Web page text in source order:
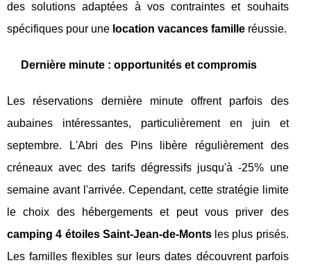
des solutions adaptées à vos contraintes et souhaits
spécifiques pour une location vacances famille réussie.
Dernière minute : opportunités et compromis
Les réservations dernière minute offrent parfois des
aubaines intéressantes, particulièrement en juin et
septembre. L'Abri des Pins libère régulièrement des
créneaux avec des tarifs dégressifs jusqu'à -25% une
semaine avant l'arrivée. Cependant, cette stratégie limite
le choix des hébergements et peut vous priver des
camping 4 étoiles Saint-Jean-de-Montsles plus prisés.
Les familles flexibles sur leurs dates découvrent parfois